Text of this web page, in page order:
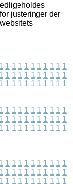
justeringer der
1 1 1 1 1 1 1 1 1 1 1
1 1 1 1 1 1 1 1 1 1 1
1 1 1 1 1 1 1 1 1 1 1
1 1 1 1 1 1 1 1 1 1 1
1 1 1 1 1 1 1 1 1 1 1
1 1 1 1 1 1 1 1 1 1 1
1 1 1 1 1 1 1 1 1 1 1
1 1 1 1 1 1 1 1 1 1 1
1 1 1 1 1 1 1 1 1 1 1